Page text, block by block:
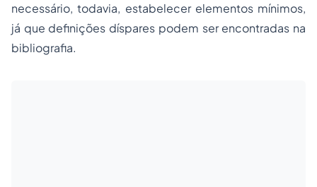
necessário, todavia, estabelecer elementos mínimos,
já que definições díspares podem ser encontradas na
bibliografia.